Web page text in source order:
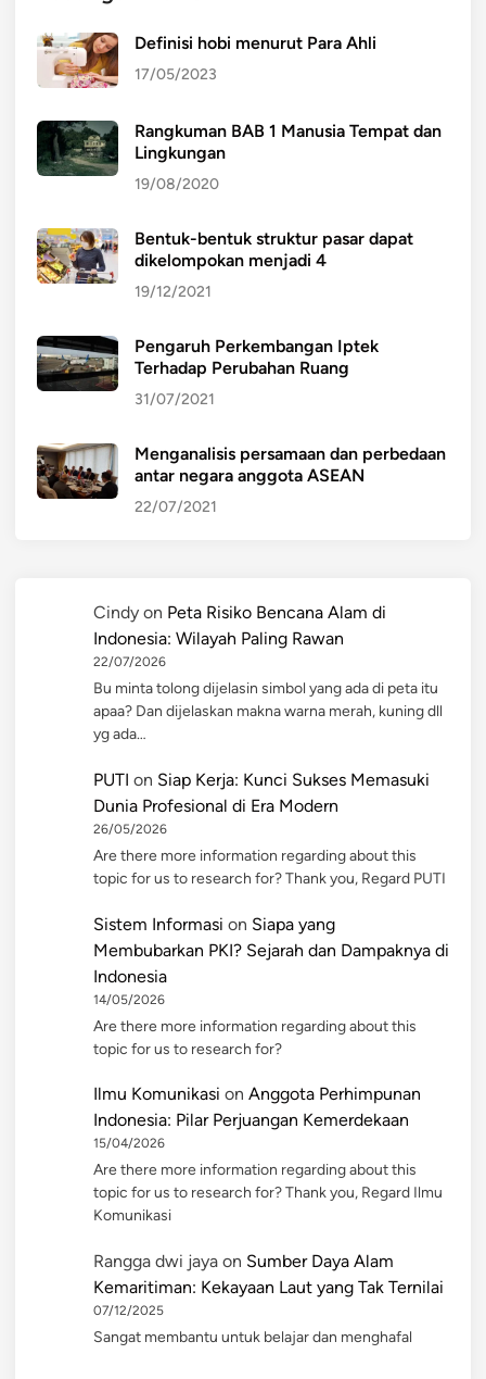
Definisi hobi menurut Para Ahli
17/05/2023
Rangkuman BAB 1 Manusia Tempat dan
Lingkungan
19/08/2020
Bentuk-bentuk struktur pasar dapat
dikelompokan menjadi 4
19/12/2021
Pengaruh Perkembangan Iptek
Terhadap Perubahan Ruang
31/07/2021
Menganalisis persamaan dan perbedaan
antar negara anggota ASEAN
22/07/2021
Cindy on Peta Risiko Bencana Alam di
Indonesia: Wilayah Paling Rawan
22/07/2026
Bu minta tolong dijelasin simbol yang ada di peta itu
apaa? Dan dijelaskan makna warna merah, kuning dll
yg ada…
PUTI on Siap Kerja: Kunci Sukses Memasuki
Dunia Profesional di Era Modern
26/05/2026
Are there more information regarding about this
topic for us to research for? Thank you, Regard PUTI
Sistem Informasi on Siapa yang
Membubarkan PKI? Sejarah dan Dampaknya di
Indonesia
14/05/2026
Are there more information regarding about this
topic for us to research for?
Ilmu Komunikasi on Anggota Perhimpunan
Indonesia: Pilar Perjuangan Kemerdekaan
15/04/2026
Are there more information regarding about this
topic for us to research for? Thank you, Regard Ilmu
Komunikasi
Rangga dwi jaya on Sumber Daya Alam
Kemaritiman: Kekayaan Laut yang Tak Ternilai
07/12/2025
Sangat membantu untuk belajar dan menghafal